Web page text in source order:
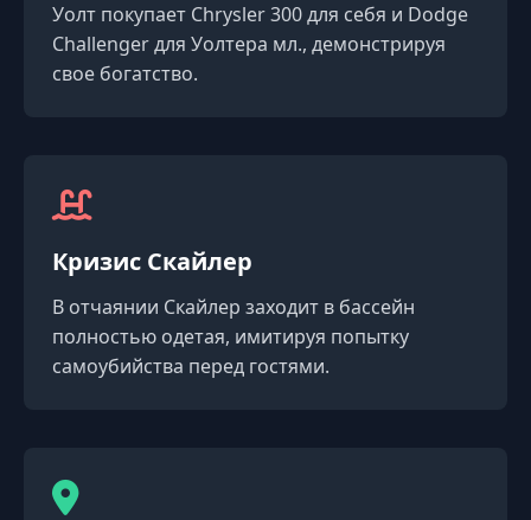
Уолт покупает Chrysler 300 для себя и Dodge
Challenger для Уолтера мл., демонстрируя
свое богатство.
Кризис Скайлер
В отчаянии Скайлер заходит в бассейн
полностью одетая, имитируя попытку
самоубийства перед гостями.